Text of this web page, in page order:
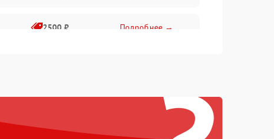
2500 ₽ Подробнее →
1500 ₽